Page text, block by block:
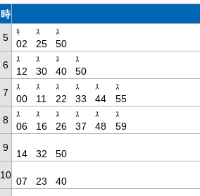
時
5 ｷ
02
ｽ
25
ｽ
50
6
ｽ
12
ｽ
30
ｽ
40
ｽ
50
7
ｽ
00
ｽ
11
ｽ
22
ｽ
33
ｽ
44
ｽ
55
8
ｽ
06
ｽ
16
ｽ
26
ｽ
37
ｽ
48
ｽ
59
9
14 32
50
10
07 23
40